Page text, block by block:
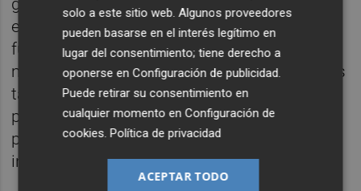
gente de toda la Comunitat para celebrar
este día, tal como destacan las mismas
fuentes. De hecho, cada año se entregan
más de 1.500 números para hacer casi otras
tantas paellas. Esa hermandad y
participación ha sido el aliciente principal
para obtener el reconocimiento de Fiesta de
interés turístico autonómico.
solo a este sitio web. Algunos proveedores
pueden basarse en el interés legítimo en
lugar del consentimiento; tiene derecho a
oponerse enConfiguración de publicidad
Puede retirar su consentimiento en
cualquier momento enConfiguración de
cookies .Política de privacidad
ACEPTAR TODO